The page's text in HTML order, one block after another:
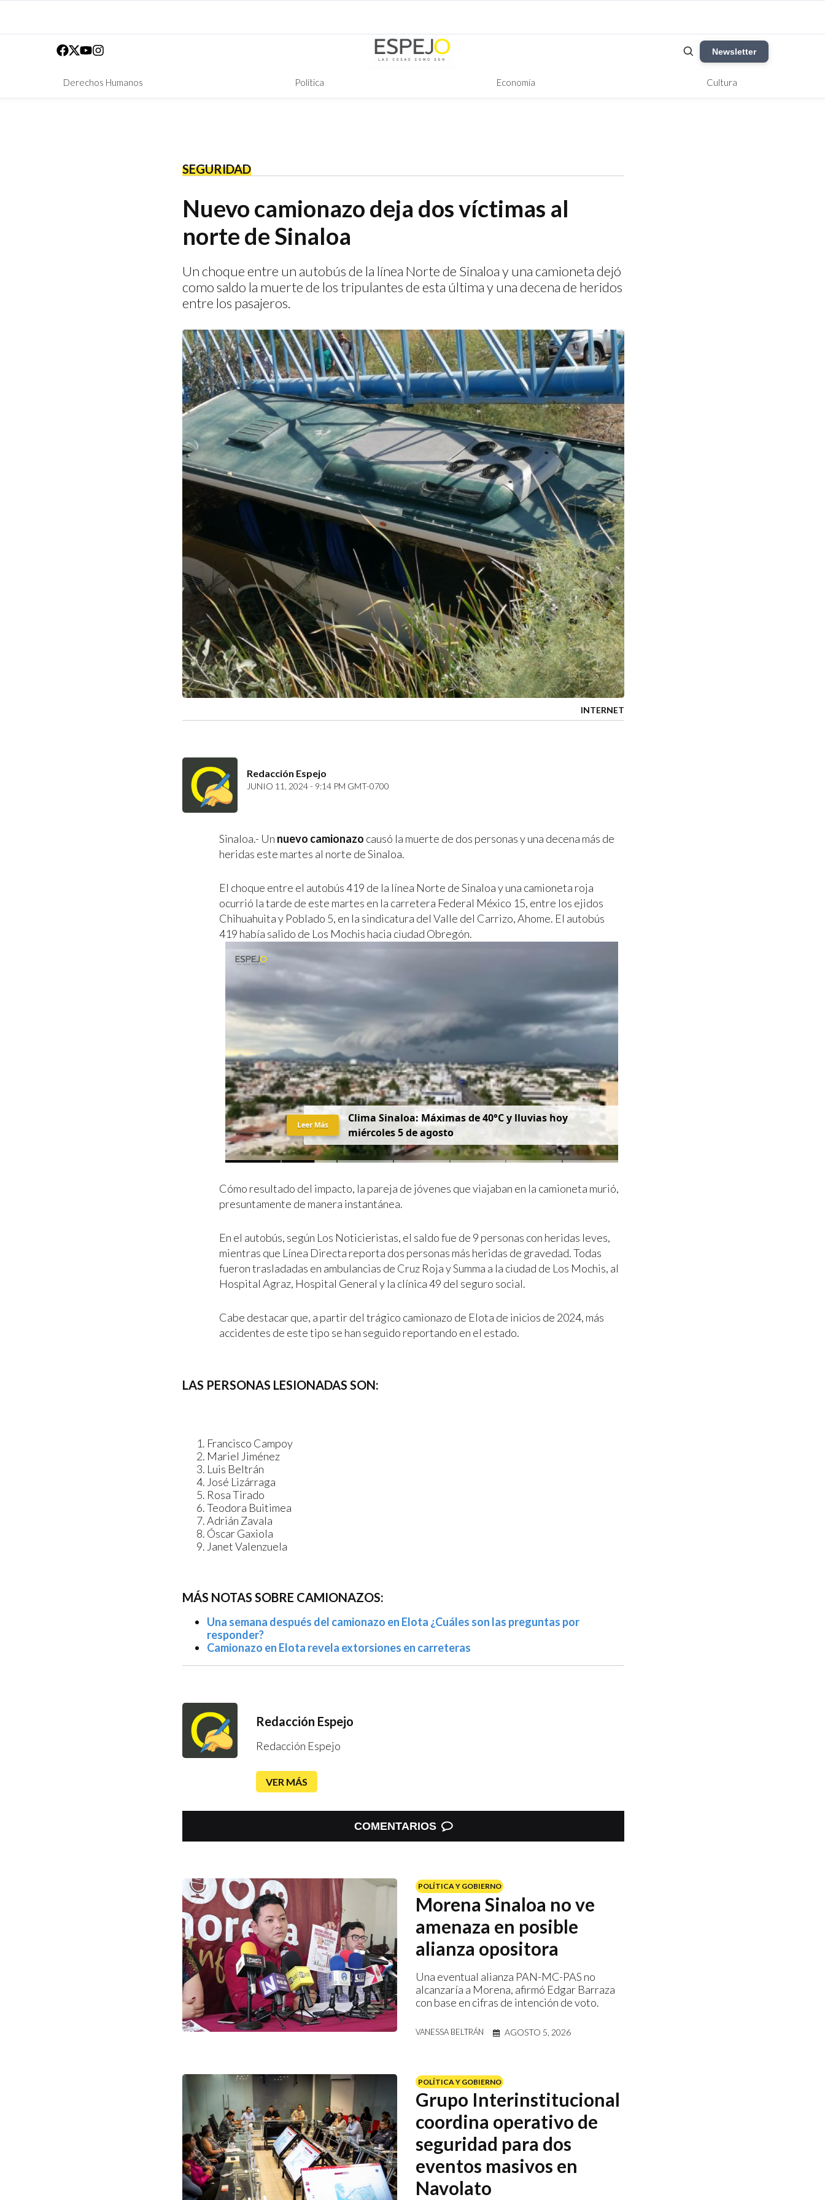
Newsletter
Derechos Humanos Política Economía Cultura
SEGURIDAD
Nuevo camionazo deja dos víctimas al
norte de Sinaloa
Un choque entre un autobús de la línea Norte de Sinaloa y una camioneta dejó
como saldo la muerte de los tripulantes de esta última y una decena de heridos
entre los pasajeros.
INTERNET
Redacción Espejo
JUNIO 11, 2024 - 9:14 PM GMT-0700
Sinaloa.- Un nuevo camionazo causó la muerte de dos personas y una decena más de
heridas este martes al norte de Sinaloa.
El choque entre el autobús 419 de la línea Norte de Sinaloa y una camioneta roja
ocurrió la tarde de este martes en la carretera Federal México 15, entre los ejidos
Chihuahuita y Poblado 5, en la sindicatura del Valle del Carrizo, Ahome. El autobús
419 había salido de Los Mochis hacia ciudad Obregón.
Clima Sinaloa: Máximas de 40°C y lluvias hoy
miércoles 5 de agosto
Leer Más
Cómo resultado del impacto, la pareja de jóvenes que viajaban en la camioneta murió,
presuntamente de manera instantánea.
En el autobús, según Los Noticieristas, el saldo fue de 9 personas con heridas leves,
mientras que Línea Directa reporta dos personas más heridas de gravedad. Todas
fueron trasladadas en ambulancias de Cruz Roja y Summa a la ciudad de Los Mochis, al
Hospital Agraz, Hospital General y la clínica 49 del seguro social.
Cabe destacar que, a partir del trágico camionazo de Elota de inicios de 2024, más
accidentes de este tipo se han seguido reportando en el estado.
LAS PERSONAS LESIONADAS SON:
Francisco Campoy
Mariel Jiménez
Luis Beltrán
José Lizárraga
Rosa Tirado
Teodora Buitimea
Adrián Zavala
Óscar Gaxiola
Janet Valenzuela
MÁS NOTAS SOBRE CAMIONAZOS:
Una semana después del camionazo en Elota ¿Cuáles son las preguntas por
responder?
Camionazo en Elota revela extorsiones en carreteras
Redacción Espejo
Redacción Espejo
VER MÁS
COMENTARIOS
POLÍTICA Y GOBIERNO
Morena Sinaloa no ve
amenaza en posible
alianza opositora
Una eventual alianza PAN-MC-PAS no
alcanzaría a Morena, afirmó Edgar Barraza
con base en cifras de intención de voto.
VANESSA BELTRÁN AGOSTO 5, 2026
POLÍTICA Y GOBIERNO
Grupo Interinstitucional
coordina operativo de
seguridad para dos
eventos masivos en
Navolato